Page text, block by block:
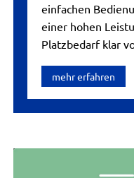
einfachen
einer hohen
Platzbedarf klar
mehr erfahren